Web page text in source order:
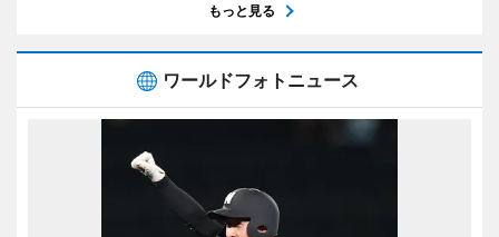
もっと見る
ワールドフォトニュース